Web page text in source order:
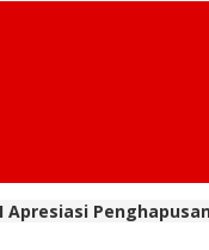
Apresiasi Penghapusan